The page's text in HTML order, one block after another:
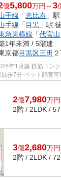
億5,800万円～3
手線 「恵比寿 」
手線 「 目黒 」駅
急東横線 「代官山
1年未満 / 5階建
京都目黒区三田
【周辺環境...
2億7,980万円
2階 / 2LDK /
3億2,680万円
2階 / 2LDK /